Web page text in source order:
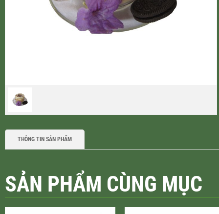
THÔNG TIN SẢN PHẨM
SẢN PHẨM CÙNG MỤC